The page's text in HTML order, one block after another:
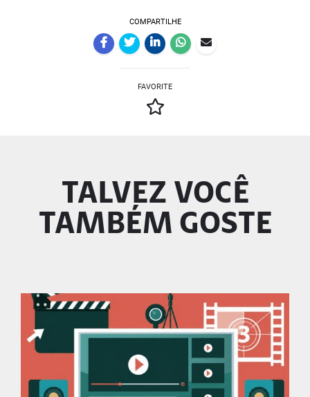
COMPARTILHE
FAVORITE
TALVEZ VOCÊ
TAMBÉM GOSTE